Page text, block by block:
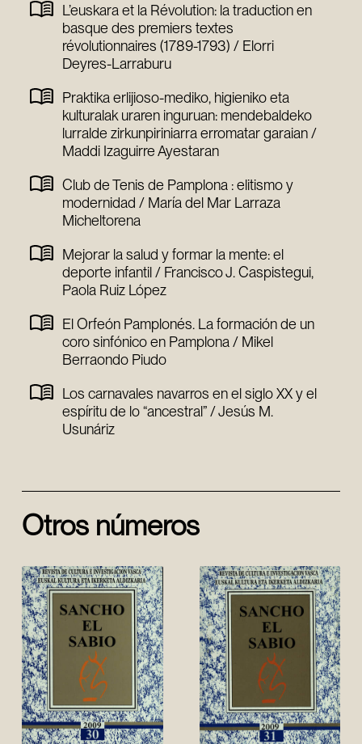
L’euskara et la Révolution: la traduction en
basque des premiers textes
révolutionnaires (1789-1793) / Elorri
Deyres-Larraburu
Praktika erlijioso-mediko, higieniko eta
kulturalak uraren inguruan: mendebaldeko
lurralde zirkunpiriniarra erromatar garaian /
Maddi Izaguirre Ayestaran
Club de Tenis de Pamplona : elitismo y
modernidad / María del Mar Larraza
Micheltorena
Mejorar la salud y formar la mente: el
deporte infantil / Francisco J. Caspistegui,
Paola Ruiz López
El Orfeón Pamplonés. La formación de un
coro sinfónico en Pamplona / Mikel
Berraondo Piudo
Los carnavales navarros en el siglo XX y el
espíritu de lo “ancestral” / Jesús M.
Usunáriz
Otros números